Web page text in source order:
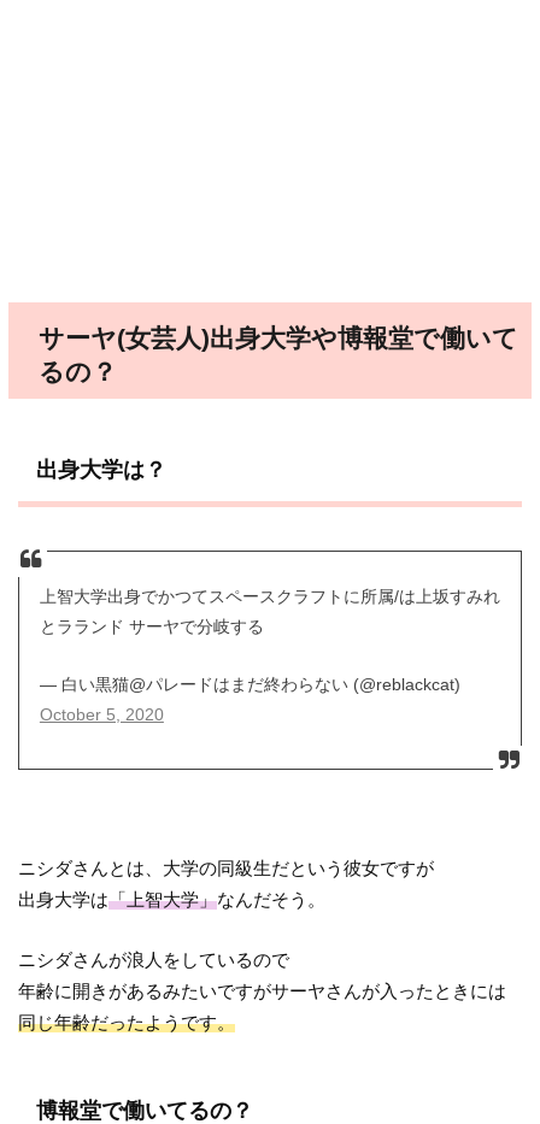
サーヤ(女芸人)出身大学や博報堂で働いて
るの？
出身大学は？
上智大学出身でかつてスペースクラフトに所属/は上坂すみれ
とラランド サーヤで分岐する
— 白い黒猫@パレードはまだ終わらない (@reblackcat)
October 5, 2020
ニシダさんとは、大学の同級生だという彼女ですが
出身大学は「上智大学」なんだそう。
ニシダさんが浪人をしているので
年齢に開きがあるみたいですがサーヤさんが入ったときには
同じ年齢だったようです。
博報堂で働いてるの？